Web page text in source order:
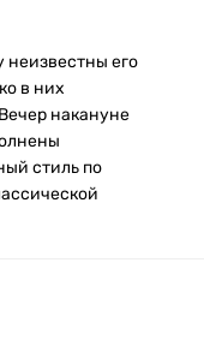
неизвестны его
в них
накануне
стиль по